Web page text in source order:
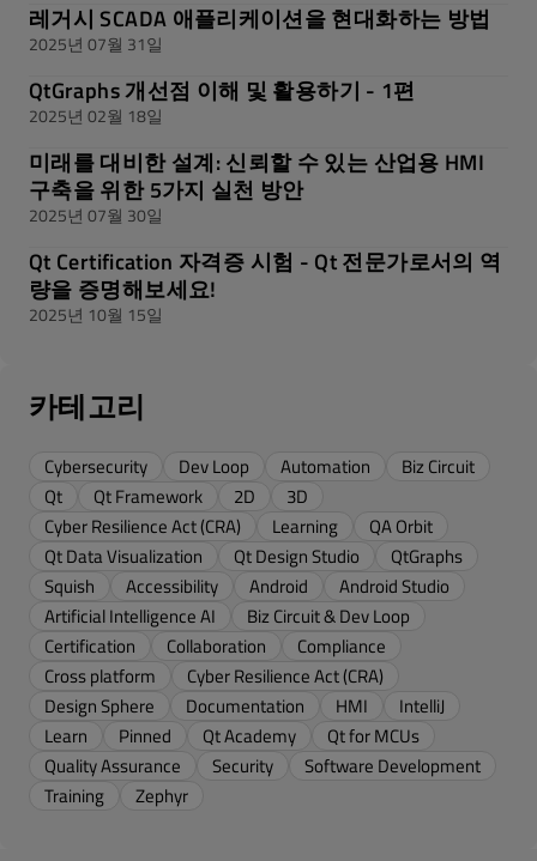
레거시 SCADA 애플리케이션을 현대화하는 방법
2025년 07월 31일
QtGraphs 개선점 이해 및 활용하기 - 1편
2025년 02월 18일
미래를 대비한 설계: 신뢰할 수 있는 산업용 HMI
구축을 위한 5가지 실천 방안
2025년 07월 30일
Qt Certification 자격증 시험 - Qt 전문가로서의 역
량을 증명해보세요!
2025년 10월 15일
카테고리
Cybersecurity Dev Loop Automation
Biz Circuit
Qt
Qt Framework 2D
3D
Cyber Resilience Act (CRA)
Learning
QA Orbit
Qt Data Visualization
Qt Design Studio
QtGraphs
Squish
Accessibility Android
Android Studio
Artificial Intelligence AI
Biz Circuit & Dev Loop
Certification
Collaboration
Compliance
Cross platform
Cyber Resilience Act (CRA)
Design Sphere
Documentation HMI
IntelliJ
Learn
Pinned Qt Academy
Qt for MCUs
Quality Assurance
Security
Software Development
Training
Zephyr